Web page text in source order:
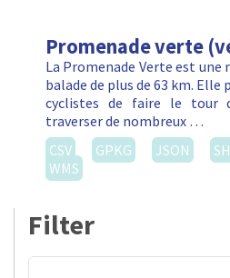
Promenade verte
La Promenade Verte est une
balade de plus de 63 km.
cyclistes de faire le tour
traverser de nombreux …
CSV
GPKG JSON
WMS
Filter